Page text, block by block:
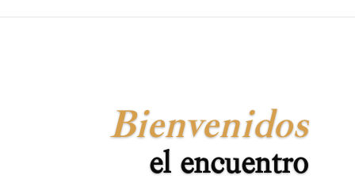
Bienvenidos
el encuentro